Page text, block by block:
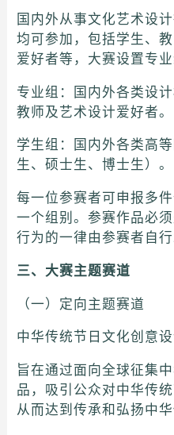
国内外从事文化艺术设
均可参加，包括学生、
爱好者等，大赛设置专业
专业组：国内外各类设
教师及艺术设计爱好者。
学生组：国内外各类高
生、硕士生、博士生）。
每一位参赛者可申报多
一个组别。参赛作品必
行为的一律由参赛者自行
三、大赛主题赛道
（一）定向主题赛道
中华传统节日文化创意
旨在通过面向全球征集
品，吸引公众对中华传
从而达到传承和弘扬中